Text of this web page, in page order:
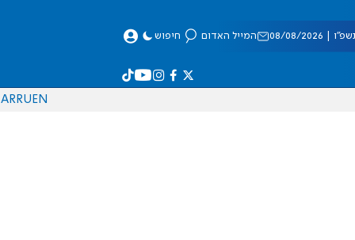
08/2026 המייל האדום חיפוש
EN
RU
AR